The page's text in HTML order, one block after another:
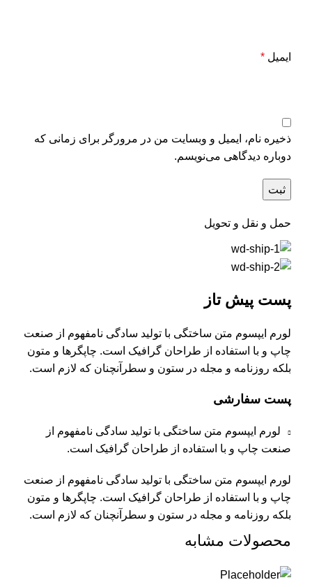
ایمیل *
ذخیره نام، ایمیل و وبسایت من در مرورگر برای زمانی که
دوباره دیدگاهی می‌نویسم.
حمل و نقل و تحویل
پست پیش تاز
لورم ایپسوم متن ساختگی با تولید سادگی نامفهوم از صنعت
چاپ و با استفاده از طراحان گرافیک است. چاپگرها و متون
بلکه روزنامه و مجله در ستون و سطرآنچنان که لازم است.
پست سفارشی
لورم ایپسوم متن ساختگی با تولید سادگی نامفهوم از
صنعت چاپ و با استفاده از طراحان گرافیک است.
لورم ایپسوم متن ساختگی با تولید سادگی نامفهوم از صنعت
چاپ و با استفاده از طراحان گرافیک است. چاپگرها و متون
بلکه روزنامه و مجله در ستون و سطرآنچنان که لازم است.
محصولات مشابه